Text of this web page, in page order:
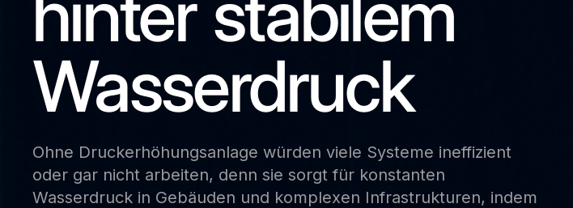
Wasserdruck
Ohne Druckerhöhungsanlage würden viele Systeme ineffizient
oder gar nicht arbeiten, denn sie sorgt für konstanten
Wasserdruck in Gebäuden und komplexen Infrastrukturen, indem